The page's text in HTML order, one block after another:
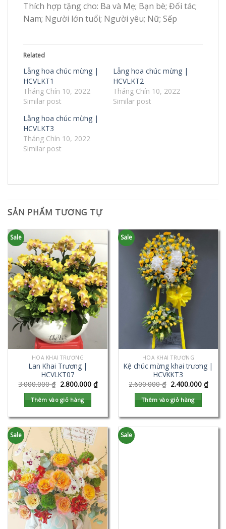
Thích hợp tặng cho: Ba và Mẹ; Bạn bè; Đối tác;
Nam; Người lớn tuổi; Người yêu; Nữ; Sếp
Related
Lẵng hoa chúc mừng |
HCVLKT1
Tháng Chín 10, 2022
Similar post
Lẵng hoa chúc mừng |
HCVLKT2
Tháng Chín 10, 2022
Similar post
Lẵng hoa chúc mừng |
HCVLKT3
Tháng Chín 10, 2022
Similar post
SẢN PHẨM TƯƠNG TỰ
Sale
HOA KHAI TRƯƠNG
Lan Khai Trương |
HCVLKT07
3.000.000₫ 2.800.000 ₫
Thêm vào giỏ hàng
Sale
HOA KHAI TRƯƠNG
Kệ chúc mừng khai trương |
HCVKKT3
2.600.000₫ 2.400.000 ₫
Thêm vào giỏ hàng
Sale Sale